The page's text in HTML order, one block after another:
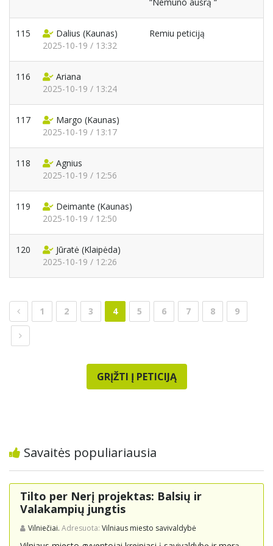
“Nemuno aušrą “
115 Dalius (Kaunas)
2025-10-19 / 13:32
Remiu peticiją
116
Ariana
2025-10-19 / 13:24
117 Margo (Kaunas)
2025-10-19 / 13:17
118
Agnius
2025-10-19 / 12:56
119 Deimante (Kaunas)
2025-10-19 / 12:50
120 Jūratė (Klaipėda)
2025-10-19 / 12:26
1 2 3 4 5 6 7 8 9
GRĮŽTI Į PETICIJĄ
Savaitės populiariausia
Tilto per Nerį projektas: Balsių ir
Valakampių jungtis
Vilniečiai. Adresuota: Vilniaus miesto savivaldybė